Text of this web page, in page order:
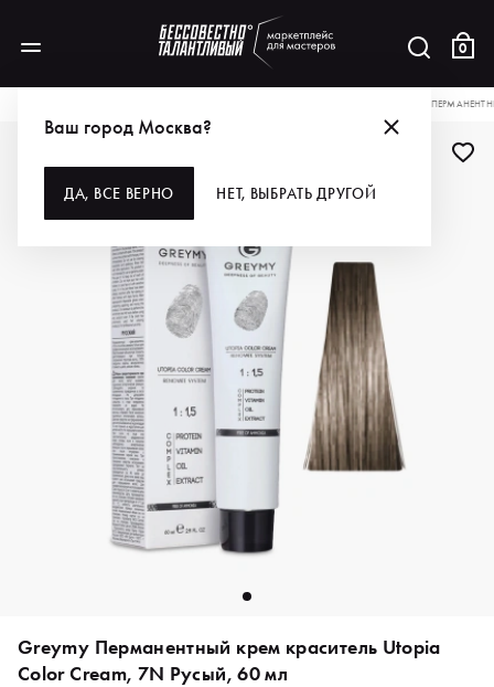
0
Ваш город Москва?
ДА, ВСЕ ВЕРНО НЕТ, ВЫБРАТЬ ДРУГОЙ
GREYMY
Greymy Перманентный крем краситель Utopia
Color Cream, 7N Русый, 60 мл